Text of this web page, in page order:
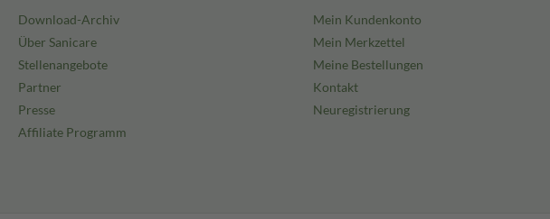
Download-Archiv
Über Sanicare
Stellenangebote
Partner
Presse
Affiliate Programm
Mein Kundenkonto
Mein Merkzettel
Meine Bestellungen
Kontakt
Neuregistrierung